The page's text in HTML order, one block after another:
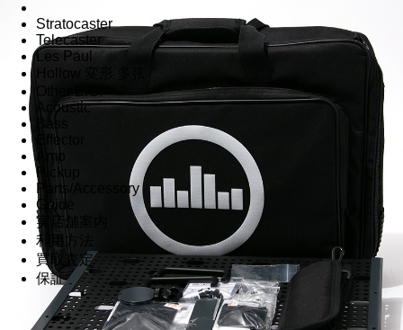
Stratocaster
Telecaster
Les Paul
Hollow 変形 多弦
Other E.G.
Acoustic
Bass
Effector
Amp
Pickup
Parts/Accessory
Guide
実店舗案内
利用方法
買取査定
保証